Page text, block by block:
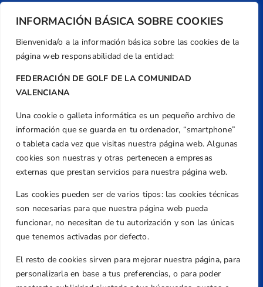
INFORMACIÓN BÁSICA SOBRE COOKIES
Bienvenida/o a la información básica sobre las cookies de la
página web responsabilidad de la entidad:
FEDERACIÓN DE GOLF DE LA COMUNIDAD
VALENCIANA
Una cookie o galleta informática es un pequeño archivo de
información que se guarda en tu ordenador, “smartphone”
o tableta cada vez que visitas nuestra página web. Algunas
cookies son nuestras y otras pertenecen a empresas
externas que prestan servicios para nuestra página web.
Las cookies pueden ser de varios tipos: las cookies técnicas
son necesarias para que nuestra página web pueda
funcionar, no necesitan de tu autorización y son las únicas
que tenemos activadas por defecto.
El resto de cookies sirven para mejorar nuestra página, para
personalizarla en base a tus preferencias, o para poder
Dirección
Centre de L´Esport, Carrer d'Isaac Peral i
Caballero, Nº 5, Despachos 2 y 3, 46980,
Valencia
federacion@golfcv.com
Aviso Legal
Transparencia
Normativa
Federación
Revista